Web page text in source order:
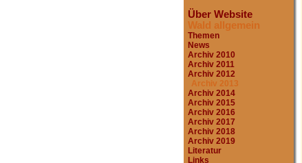
Über Website
Wald allgemein
Themen
News
Archiv 2010
Archiv 2011
Archiv 2012
Archiv 2013
Archiv 2014
Archiv 2015
Archiv 2016
Archiv 2017
Archiv 2018
Archiv 2019
Literatur
Links